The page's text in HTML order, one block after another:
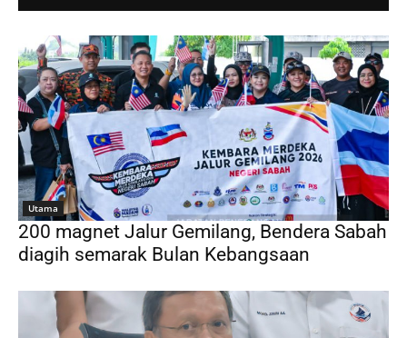
Utama
200 magnet Jalur Gemilang, Bendera Sabah
diagih semarak Bulan Kebangsaan